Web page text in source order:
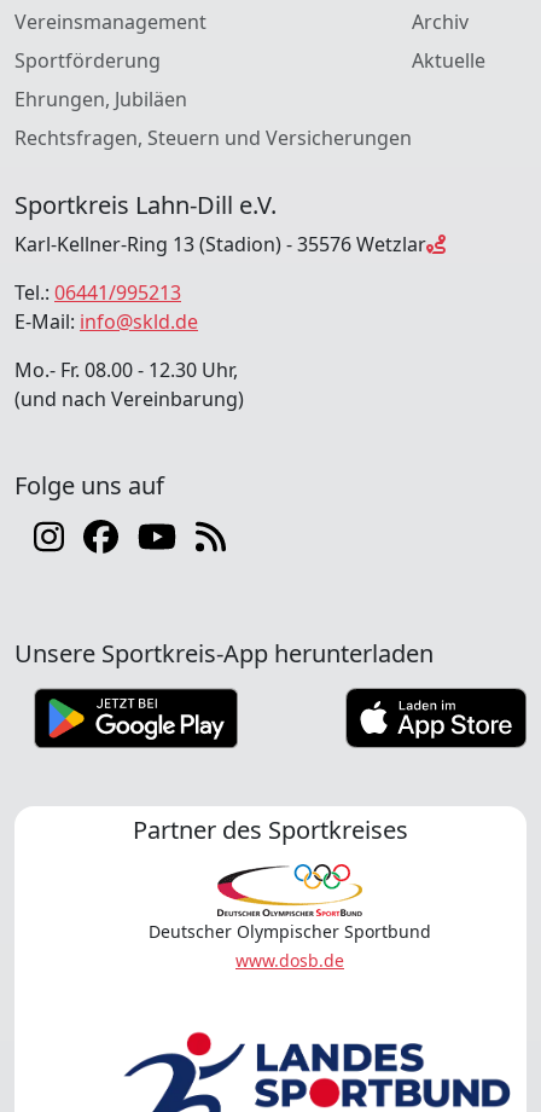
Vereinsmanagement
Sportförderung
Ehrungen, Jubiläen
Rechtsfragen, Steuern und Versicherungen
Archiv
Aktuelle
Sportkreis Lahn-Dill e.V.
Karl-Kellner-Ring 13 (Stadion) - 35576 Wetzlar
Tel.: 06441/995213
E-Mail: info@skld.de
Mo.- Fr. 08.00 - 12.30 Uhr,
(und nach Vereinbarung)
Folge uns auf
Unsere Sportkreis-App herunterladen
Partner des Sportkreises
Deutscher Olympischer Sportbund
www.dosb.de